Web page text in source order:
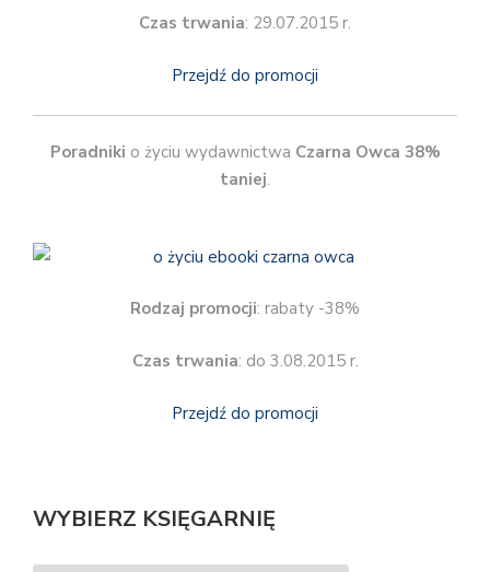
Czas trwania: 29.07.2015 r.
Przejdź do promocji
Poradniki o życiu wydawnictwa Czarna Owca 38%
taniej.
Rodzaj promocji: rabaty -38%
Czas trwania: do 3.08.2015 r.
Przejdź do promocji
WYBIERZ KSIĘGARNIĘ